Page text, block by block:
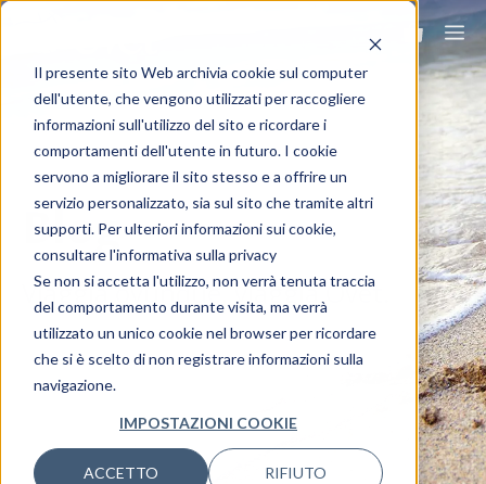
Il presente sito Web archivia cookie sul computer
dell'utente, che vengono utilizzati per raccogliere
informazioni sull'utilizzo del sito e ricordare i
comportamenti dell'utente in futuro. I cookie
servono a migliorare il sito stesso e a offrire un
servizio personalizzato, sia sul sito che tramite altri
supporti. Per ulteriori informazioni sui cookie,
consultare l'informativa sulla privacy
Se non si accetta l'utilizzo, non verrà tenuta traccia
del comportamento durante visita, ma verrà
utilizzato un unico cookie nel browser per ricordare
che si è scelto di non registrare informazioni sulla
navigazione.
IMPOSTAZIONI COOKIE
ACCETTO RIFIUTO
Blog
Viaggia ovunque, viaggia Ovet.